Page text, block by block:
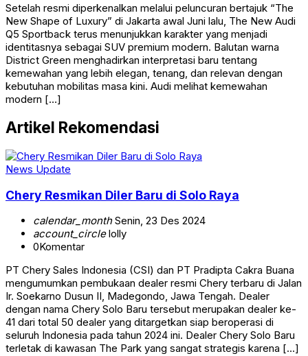
Setelah resmi diperkenalkan melalui peluncuran bertajuk “The
New Shape of Luxury” di Jakarta awal Juni lalu, The New Audi
Q5 Sportback terus menunjukkan karakter yang menjadi
identitasnya sebagai SUV premium modern. Balutan warna
District Green menghadirkan interpretasi baru tentang
kemewahan yang lebih elegan, tenang, dan relevan dengan
kebutuhan mobilitas masa kini. Audi melihat kemewahan
modern […]
Artikel Rekomendasi
News Update
Chery Resmikan Diler Baru di Solo Raya
calendar_monthSenin, 23 Des 2024
account_circlelolly
0Komentar
PT Chery Sales Indonesia (CSI) dan PT Pradipta Cakra Buana
mengumumkan pembukaan dealer resmi Chery terbaru di Jalan
Ir. Soekarno Dusun II, Madegondo, Jawa Tengah. Dealer
dengan nama Chery Solo Baru tersebut merupakan dealer ke-
41 dari total 50 dealer yang ditargetkan siap beroperasi di
seluruh Indonesia pada tahun 2024 ini. Dealer Chery Solo Baru
terletak di kawasan The Park yang sangat strategis karena […]